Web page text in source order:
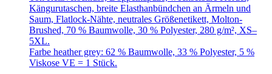
Kängurutaschen, breite Elasthanbündchen an Ärmeln und
Saum, Flatlock-Nähte, neutrales Größenetikett, Molton-
Brushed, 70 % Baumwolle, 30 % Polyester, 280 g/m², XS–
5XL.
Farbe heather grey: 62 % Baumwolle, 33 % Polyester, 5 %
Viskose VE = 1 Stück.